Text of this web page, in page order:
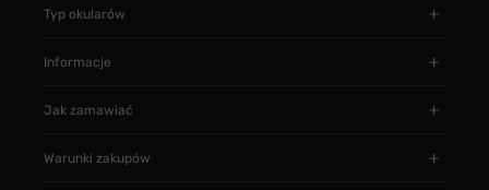
Typ okularów
Informacje
Jak zamawiać
Warunki zakupów